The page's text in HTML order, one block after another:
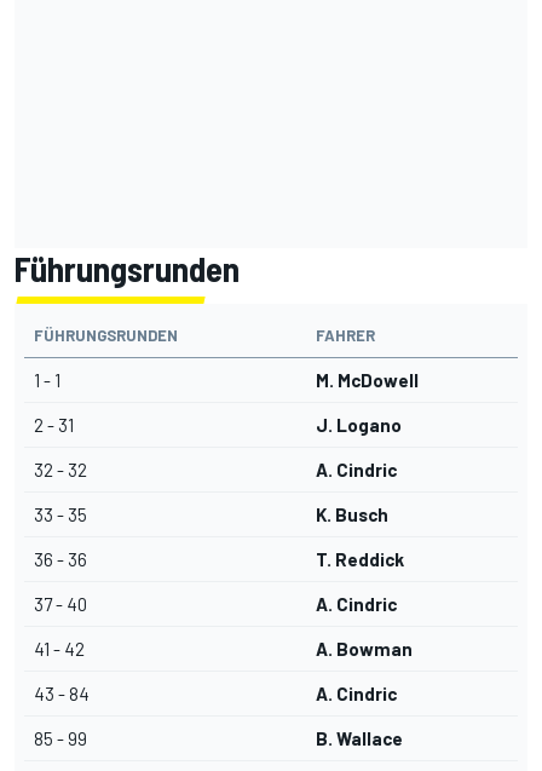
Führungsrunden
FÜHRUNGSRUNDEN FAHRER
1 - 1 M. McDowell
2 - 31 J. Logano
32 - 32 A. Cindric
33 - 35 K. Busch
36 - 36 T. Reddick
37 - 40 A. Cindric
41 - 42 A. Bowman
43 - 84 A. Cindric
85 - 99 B. Wallace